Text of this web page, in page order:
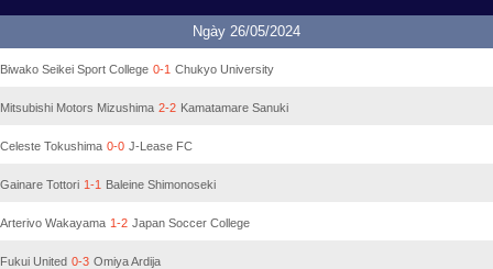
Ngày 26/05/2024
Biwako Seikei Sport College 0-1 Chukyo University
Mitsubishi Motors Mizushima 2-2 Kamatamare Sanuki
Celeste Tokushima 0-0 J-Lease FC
Gainare Tottori 1-1 Baleine Shimonoseki
Arterivo Wakayama 1-2 Japan Soccer College
Fukui United 0-3 Omiya Ardija